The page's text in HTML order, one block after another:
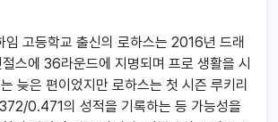
임 고등학교 출신의 로하스는 2016년 드래
스에 36라운드에 지명되며 프로 생활을 시
늦은 편이었지만 로하스는 첫 시즌 루키리
0.471의 성적을 기록하는 등 가능성을